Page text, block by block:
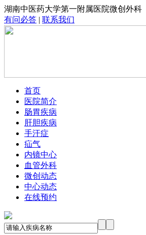
湖南中医药大学第一附属医院微创外科
有问必答 | 联系我们
首页
医院简介
肠胃疾病
肝胆疾病
手汗症
疝气
内镜中心
血管外科
微创动态
中心动态
在线预约